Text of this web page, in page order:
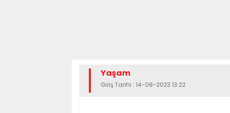
Yaşam
Giriş Tarihi : 14-08-2023 13:22